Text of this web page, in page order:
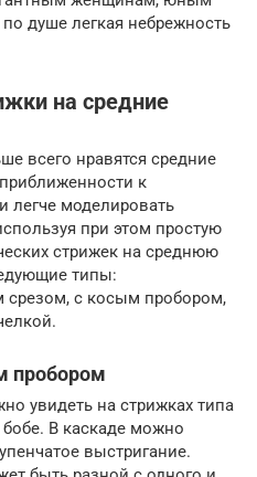
душе легкая небрежность
на средние
всего нравятся средние
к
легче моделировать
при этом простую
стрижек на среднюю
типы:
с косым пробором,
пробором
увидеть на стрижках типа
В каскаде можно
выстригание.